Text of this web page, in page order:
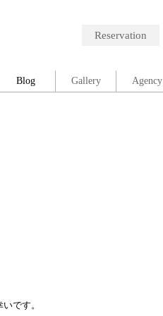
Reservation
です。
Blog Gallery Agency